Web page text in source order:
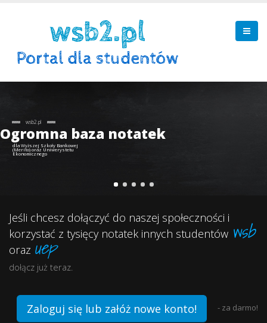
wsb2.pl
Ogromna baza notatek
dla Wyższej Szkoły Bankowej
(Merito) oraz Uniwerystetu
Ekonomicznego
Jeśli chcesz dołączyć do naszej społeczności i
korzystać z tysięcy notatek innych studentów wsb
oraz uep
dołącz już teraz.
Zaloguj się lub załóż nowe konto! - za darmo!